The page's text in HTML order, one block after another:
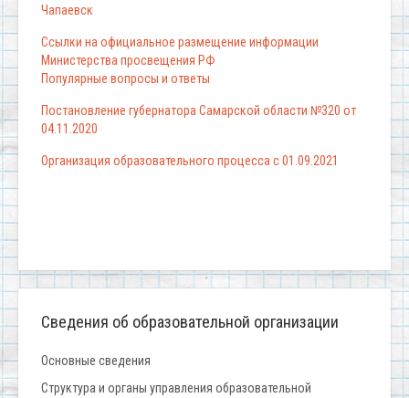
Чапаевск
Ссылки на официальное размещение информации
Министерства просвещения РФ
Популярные вопросы и ответы
Постановление губернатора Самарской области №320 от
04.11.2020
Организация образовательного процесса с 01.09.2021
Сведения об образовательной организации
Основные сведения
Структура и органы управления образовательной